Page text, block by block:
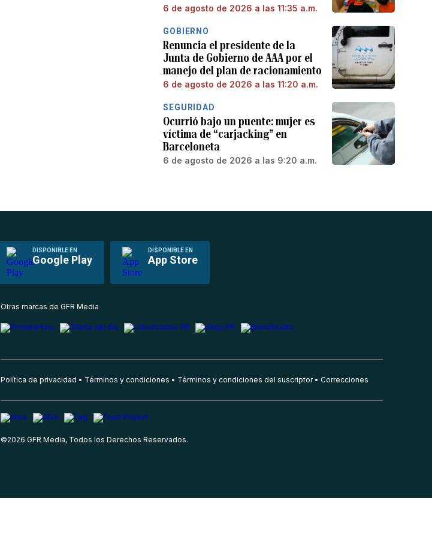
6 de agosto de 2026 a las 11:35 a.m.
GOBIERNO
Renuncia el presidente de la
Junta de Gobierno de AAA por el
manejo del plan de racionamiento
6 de agosto de 2026 a las 11:20 a.m.
SEGURIDAD
Ocurrió bajo un puente: mujer es
víctima de “carjacking” en
Barceloneta
6 de agosto de 2026 a las 9:20 a.m.
DISPONIBLE EN
Google Play
DISPONIBLE EN
App Store
Otras marcas de GFR Media
Política de privacidad Términos y condiciones Términos y condiciones del suscriptor Correcciones
©2026 GFR Media, Todos los Derechos Reservados.